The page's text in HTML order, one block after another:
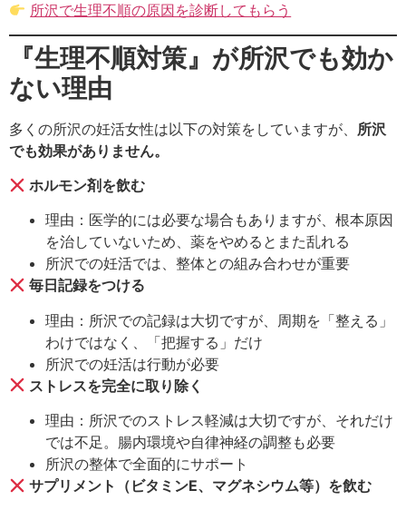
所沢で生理不順の原因を診断してもらう
『生理不順対策』が所沢でも効か
ない理由
多くの所沢の妊活女性は以下の対策をしていますが、 所沢
でも効果がありません。
ホルモン剤を飲む
理由：医学的には必要な場合もありますが、根本原因
を治していないため、薬をやめるとまた乱れる
所沢での妊活では、整体との組み合わせが重要
毎日記録をつける
理由：所沢での記録は大切ですが、周期を「整える」
わけではなく、「把握する」だけ
所沢での妊活は行動が必要
ストレスを完全に取り除く
理由：所沢でのストレス軽減は大切ですが、それだけ
では不足。腸内環境や自律神経の調整も必要
所沢の整体で全面的にサポート
サプリメント（ビタミンE、マグネシウム等）を飲む